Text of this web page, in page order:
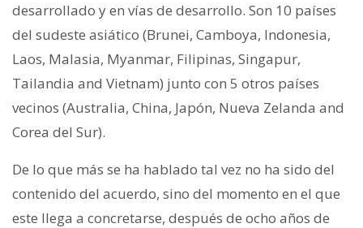
desarrollado y en vías de desarrollo. Son 10 países
del sudeste asiático (Brunei, Camboya, Indonesia,
Laos, Malasia, Myanmar, Filipinas, Singapur,
Tailandia and Vietnam) junto con 5 otros países
vecinos (Australia, China, Japón, Nueva Zelanda and
Corea del Sur).
De lo que más se ha hablado tal vez no ha sido del
contenido del acuerdo, sino del momento en el que
este llega a concretarse, después de ocho años de